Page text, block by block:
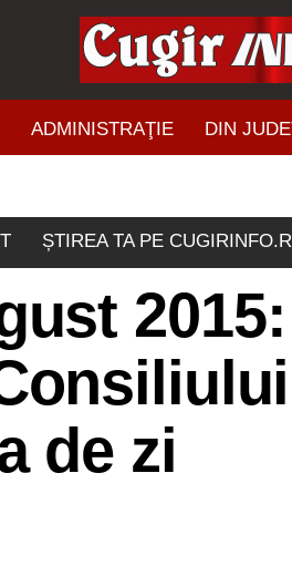
ADMINISTRAŢIE DIN
ȘTIREA TA PE
de zi